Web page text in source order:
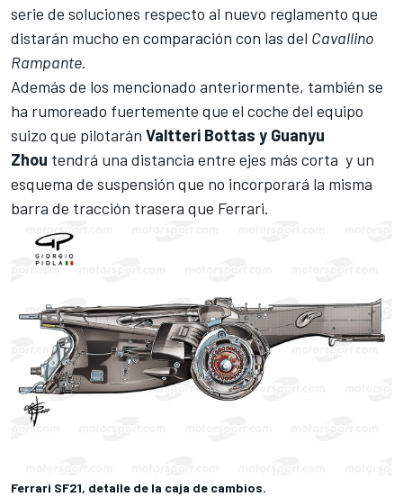
serie de soluciones respecto al nuevo reglamento que
distarán mucho en comparación con las del Cavallino
Rampante.
Además de los mencionado anteriormente, también se
ha rumoreado fuertemente que el coche del equipo
suizo que pilotarán Valtteri Bottas y Guanyu
Zhou tendrá una distancia entre ejes más corta y un
esquema de suspensión que no incorporará la misma
barra de tracción trasera que Ferrari.
Ferrari SF21, detalle de la caja de cambios.